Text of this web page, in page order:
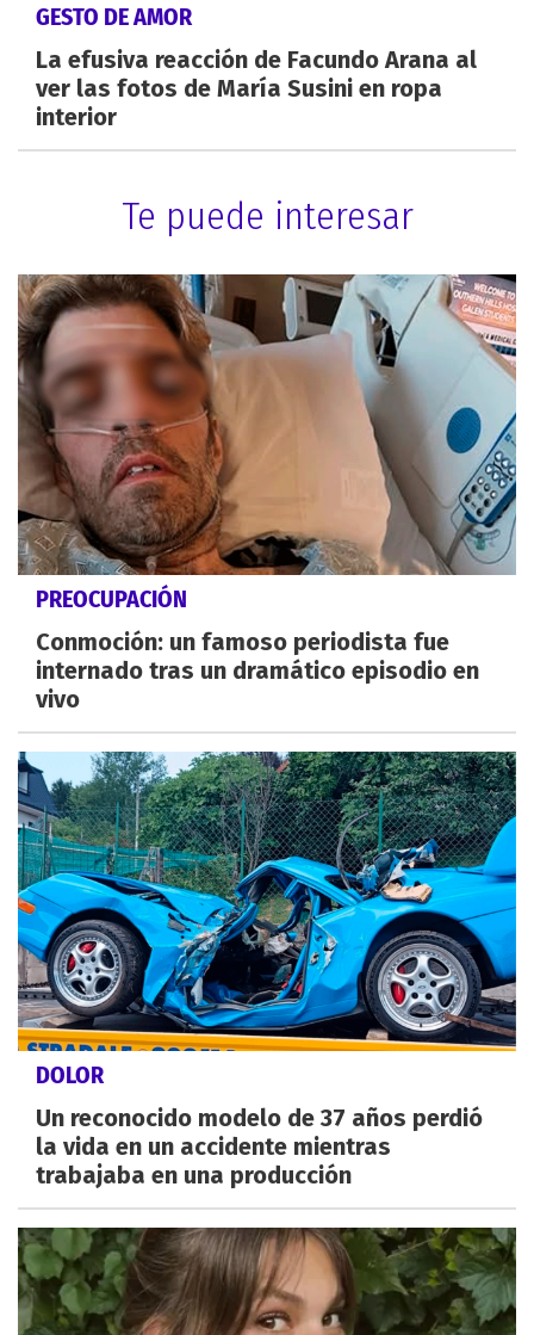
GESTO DE AMOR
La efusiva reacción de Facundo Arana al
ver las fotos de María Susini en ropa
interior
Te puede interesar
PREOCUPACIÓN
Conmoción: un famoso periodista fue
internado tras un dramático episodio en
vivo
DOLOR
Un reconocido modelo de 37 años perdió
la vida en un accidente mientras
trabajaba en una producción